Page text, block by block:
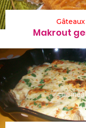
Makrout